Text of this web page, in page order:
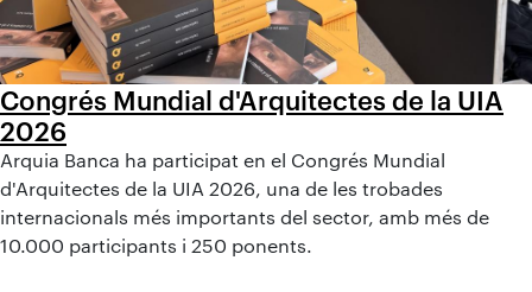
Congrés Mundial d'Arquitectes de la UIA
2026
Arquia Banca ha participat en el Congrés Mundial
d'Arquitectes de la UIA 2026, una de les trobades
internacionals més importants del sector, amb més de
10.000 participants i 250 ponents.